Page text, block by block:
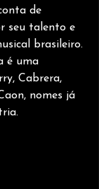
de
seu talento e
brasileiro.
é uma
Cabrera,
nomes já